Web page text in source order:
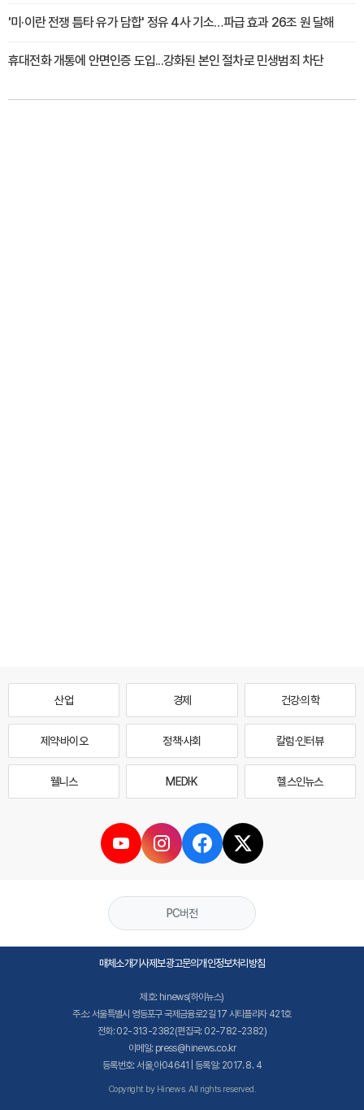
'미·이란 전쟁 틈타 유가 담합' 정유 4사 기소…파급 효과 26조 원 달해
휴대전화 개통에 안면인증 도입...강화된 본인 절차로 민생범죄 차단
산업 경제 건강·의학
제약·바이오 정책·사회 칼럼·인터뷰
웰니스 MEDI·K 헬스인뉴스
PC버전
매체소개기사제보광고문의개인정보처리방침
제호: hinews(하이뉴스)
주소: 서울특별시 영등포구 국제금융로2길 17 시티플라자 421호
전화: 02-313-2382(편집국: 02-782-2382)
이메일: press@hinews.co.kr
등록번호: 서울,아04641 | 등록일: 2017. 8. 4
Copyright by Hinews. All rights reserved.